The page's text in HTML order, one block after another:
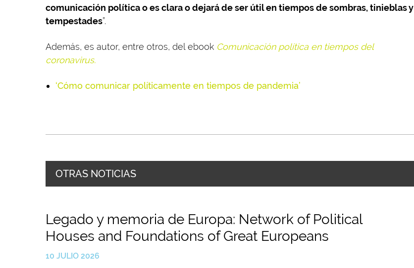
comunicación política o es clara o dejará de ser útil en tiempos de sombras, tinieblas y
tempestades”.
Además, es autor, entre otros, del ebook Comunicación política en tiempos del
coronavirus.
‘Cómo comunicar políticamente en tiempos de pandemia’
OTRAS NOTICIAS
Legado y memoria de Europa: Network of Political
Houses and Foundations of Great Europeans
10 JULIO 2026